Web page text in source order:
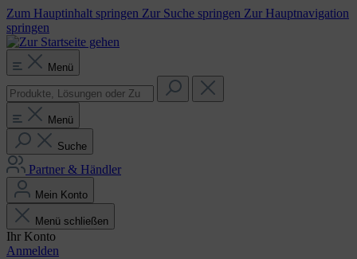
Zum Hauptinhalt springen Zur Suche springen Zur Hauptnavigation
springen
Menü
Menü
Suche
Partner & Händler
Mein Konto
Menü schließen
Ihr Konto
Anmelden